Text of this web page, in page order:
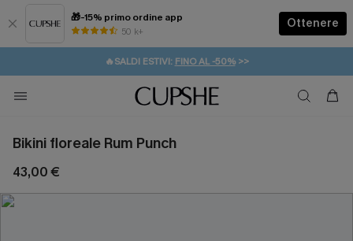
🎁-15% primo ordine app
50 k+
Ottenere
⚡️-15% SUGLI ESSENZIALI DA VACANZA | ACQUISTA
🔥SALDI ESTIVI: FINO AL -50%>>
🚚SPEDIZIONE GRATUITA DA 49€
💌REGALO PER I NUOVI: 20% DI SCONTO*
Bikini floreale Rum Punch
43,00 €